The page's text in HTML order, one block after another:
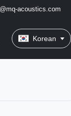
acoustics.com
Korean